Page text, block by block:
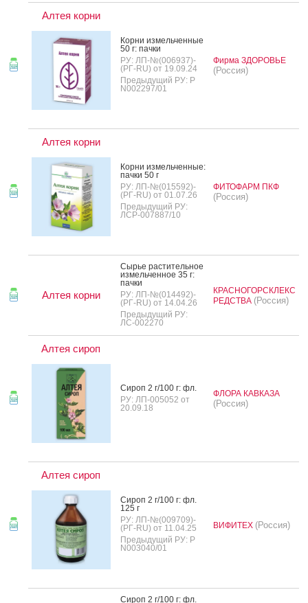
Алтея корни
Кор­ни из­мель­чен­ные
50 г: пач­ки
РУ: ЛП-№(006937)-
(РГ-RU) от 19.09.24
Предыдущий РУ: Р
N002297/01
Фирма ЗДОРОВЬЕ
(Россия)
Алтея корни
Кор­ни из­мель­чен­ные:
пач­ки 50 г
РУ: ЛП-№(015592)-
(РГ-RU) от 01.07.26
Предыдущий РУ:
ЛСР-007887/10
ФИТОФАРМ ПКФ
(Россия)
Алтея корни
Сырье рас­ти­тель­ное
из­мель­чен­ное 35 г:
пач­ки
РУ: ЛП-№(014492)-
(РГ-RU) от 14.04.26
Предыдущий РУ:
ЛС-002270
КРАСНОГОРСКЛЕКС
РЕДСТВА (Россия)
Алтея сироп
Си­роп 2 г/100 г: фл.
РУ: ЛП-005052 от
20.09.18
ФЛОРА КАВКАЗА
(Россия)
Алтея сироп
Си­роп 2 г/100 г: фл.
125 г
РУ: ЛП-№(009709)-
(РГ-RU) от 11.04.25
Предыдущий РУ: Р
N003040/01
ВИФИТЕХ (Россия)
Си­роп 2 г/100 г: фл.